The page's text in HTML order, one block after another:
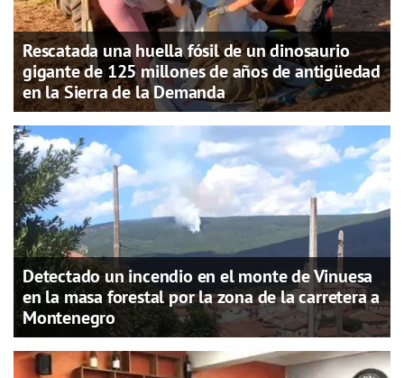
Rescatada una huella fósil de un dinosaurio
gigante de 125 millones de años de antigüedad
en la Sierra de la Demanda
Detectado un incendio en el monte de Vinuesa
en la masa forestal por la zona de la carretera a
Montenegro